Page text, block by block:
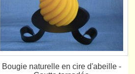
Bougie naturelle en cire d'abeille -